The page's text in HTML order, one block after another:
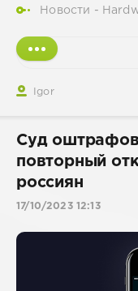
Новости -
Igor
Суд
повторный
россиян
17/10/2023 12:13